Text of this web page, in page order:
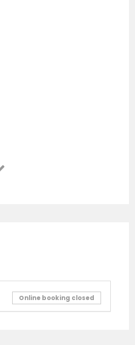
Online booking closed